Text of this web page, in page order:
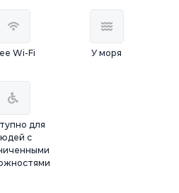
Wi-Fi У моря
для
с